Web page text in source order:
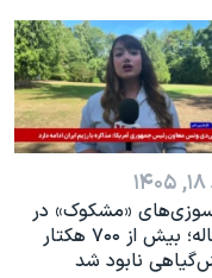
«مشکوک» در
میانکاله؛ بیش از ۷۰۰ هکتار
نابود شد